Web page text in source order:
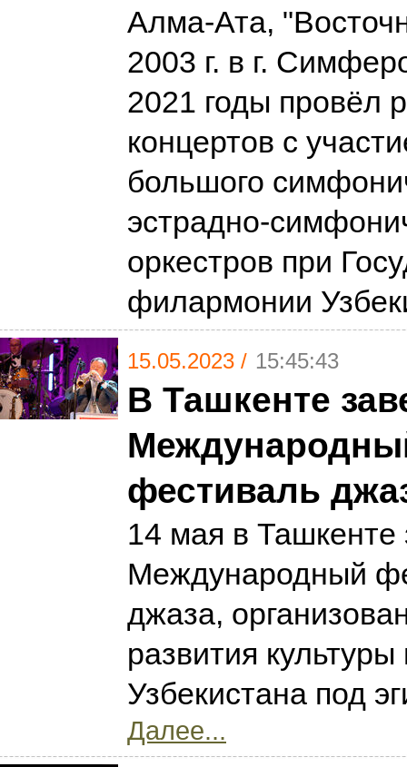
Алма-Ата,
2003 г. в г.
2021 годы провёл
концертов с
большого
эстрадно-
оркестров при
филармонии
15.05.2023 / 15:45:43
В Ташкенте
фестиваль
14 мая в
Международный
джаза,
развития культуры
Узбекистана под
Далее...